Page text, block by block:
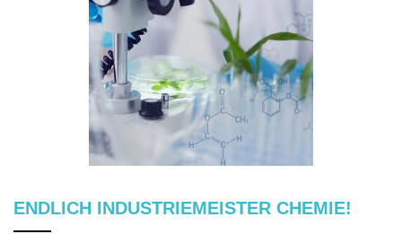
ENDLICH INDUSTRIEMEISTER CHEMIE!